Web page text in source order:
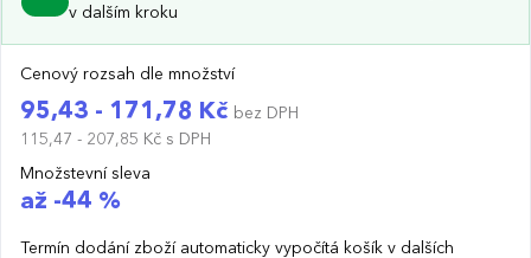
v dalším kroku
Cenový rozsah dle množství
95,43 - 171,78 Kč bez DPH
115,47 - 207,85 Kč s DPH
Množstevní sleva
až -44 %
Termín dodání zboží automaticky vypočítá košík v dalších